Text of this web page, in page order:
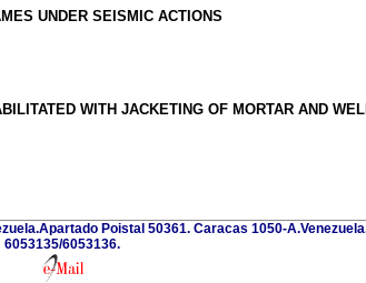
UNDER SEISMIC ACTIONS
WITH JACKETING OF MORTAR AND
Poistal 50361. Caracas 1050-
6053135/6053136.